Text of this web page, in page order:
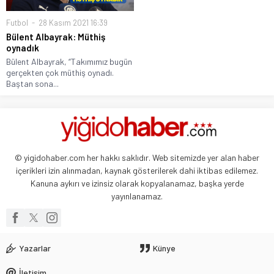
Futbol 28 Kasım 2021 16:39
Bülent Albayrak: Müthiş
oynadık
Bülent Albayrak, “Takımımız bugün
gerçekten çok müthiş oynadı.
Baştan sona...
© yigidohaber.com her hakkı saklıdır. Web sitemizde yer alan haber
içerikleri izin alınmadan, kaynak gösterilerek dahi iktibas edilemez.
Kanuna aykırı ve izinsiz olarak kopyalanamaz, başka yerde
yayınlanamaz.
Yazarlar Künye